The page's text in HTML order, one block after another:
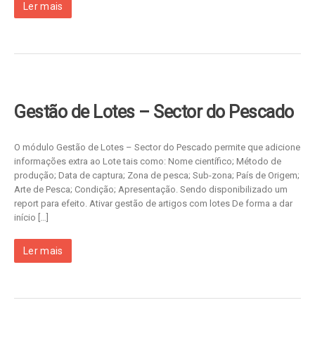
Ler mais
Gestão de Lotes – Sector do Pescado
O módulo Gestão de Lotes – Sector do Pescado permite que adicione
informações extra ao Lote tais como: Nome científico; Método de
produção; Data de captura; Zona de pesca; Sub-zona; País de Origem;
Arte de Pesca; Condição; Apresentação. Sendo disponibilizado um
report para efeito. Ativar gestão de artigos com lotes De forma a dar
início […]
Ler mais